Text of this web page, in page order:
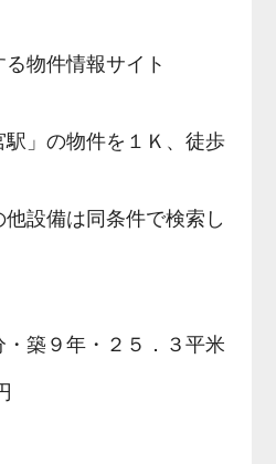
物件情報サイト
駅」の物件を１Ｋ、徒歩
設備は同条件で検索し
・築９年・２５．３平米